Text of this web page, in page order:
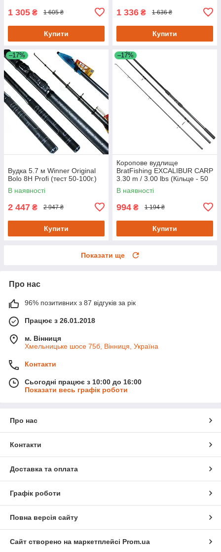
1 305 ₴ 1 605 ₴
Купити
1 336 ₴ 1 636 ₴
Купити
–17%
Вудка 5.7 м Winner Original
Bolo 8H Profi (тест 50-100г.)
В наявності
2 447 ₴ 2 947 ₴
Купити
–17%
Коропове вудлище
BratFishing EXCALIBUR CARP
3.30 m / 3.00 lbs (Кільце - 50
мм.)
В наявності
994 ₴ 1 194 ₴
Купити
Показати ще
Про нас
96% позитивних з 87 відгуків за рік
Працює з 26.01.2018
м. Вінниця
Хмельницьке шосе 75б, Вінниця, Україна
Контакти
Сьогодні працює з 10:00 до 16:00
Показати весь графік роботи
Про нас
Контакти
Доставка та оплата
Графік роботи
Повна версія сайту
Сайт створено на маркетплейсі Prom.ua